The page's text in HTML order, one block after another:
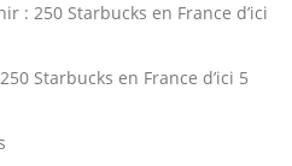
: 250 Starbucks en France d’ici
Starbucks en France d’ici 5